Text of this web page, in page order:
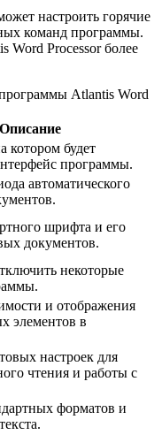
настроить горячие
команд программы.
Word Processor более
Atlantis Word
Описание
котором будет
программы.
автоматического
шрифта и его
документов.
некоторые
и отображения
элементов в
настроек для
чтения и работы с
форматов и